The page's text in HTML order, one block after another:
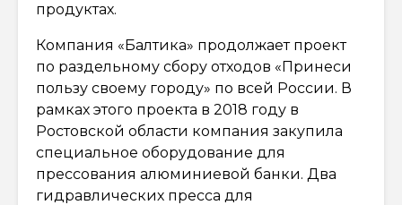
продуктах.
Компания «Балтика» продолжает проект
по раздельному сбору отходов «Принеси
пользу своему городу» по всей России. В
рамках этого проекта в 2018 году в
Ростовской области компания закупила
специальное оборудование для
прессования алюминиевой банки. Два
гидравлических пресса для